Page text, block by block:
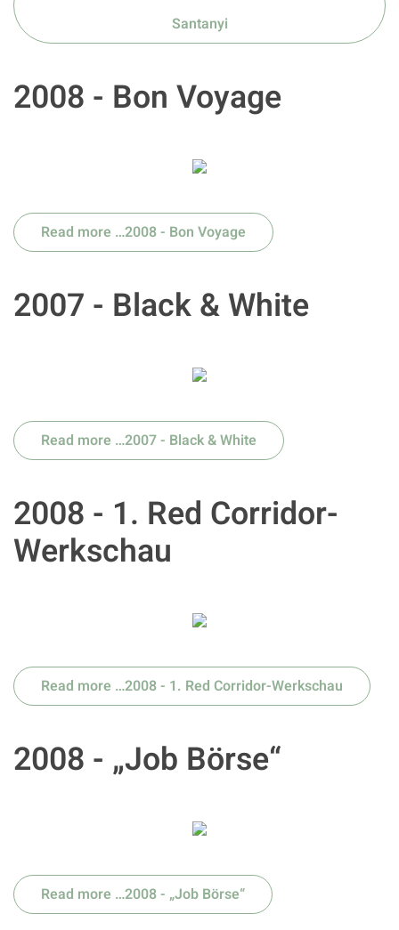
Santanyi
2008 - Bon Voyage
Read more …2008 - Bon Voyage
2007 - Black & White
Read more …2007 - Black & White
2008 - 1. Red Corridor-
Werkschau
Read more …2008 - 1. Red Corridor-Werkschau
2008 - „Job Börse“
Read more …2008 - „Job Börse“